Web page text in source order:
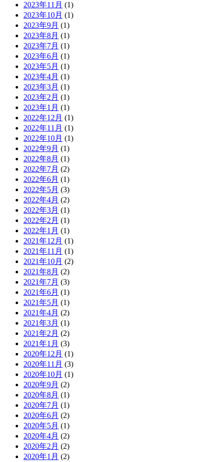
2023年11月 (1)
2023年10月 (1)
2023年9月 (1)
2023年8月 (1)
2023年7月 (1)
2023年6月 (1)
2023年5月 (1)
2023年4月 (1)
2023年3月 (1)
2023年2月 (1)
2023年1月 (1)
2022年12月 (1)
2022年11月 (1)
2022年10月 (1)
2022年9月 (1)
2022年8月 (1)
2022年7月 (2)
2022年6月 (1)
2022年5月 (3)
2022年4月 (2)
2022年3月 (1)
2022年2月 (1)
2022年1月 (1)
2021年12月 (1)
2021年11月 (1)
2021年10月 (2)
2021年8月 (2)
2021年7月 (3)
2021年6月 (1)
2021年5月 (1)
2021年4月 (2)
2021年3月 (1)
2021年2月 (2)
2021年1月 (3)
2020年12月 (1)
2020年11月 (3)
2020年10月 (1)
2020年9月 (2)
2020年8月 (1)
2020年7月 (1)
2020年6月 (2)
2020年5月 (1)
2020年4月 (2)
2020年2月 (2)
2020年1月 (2)